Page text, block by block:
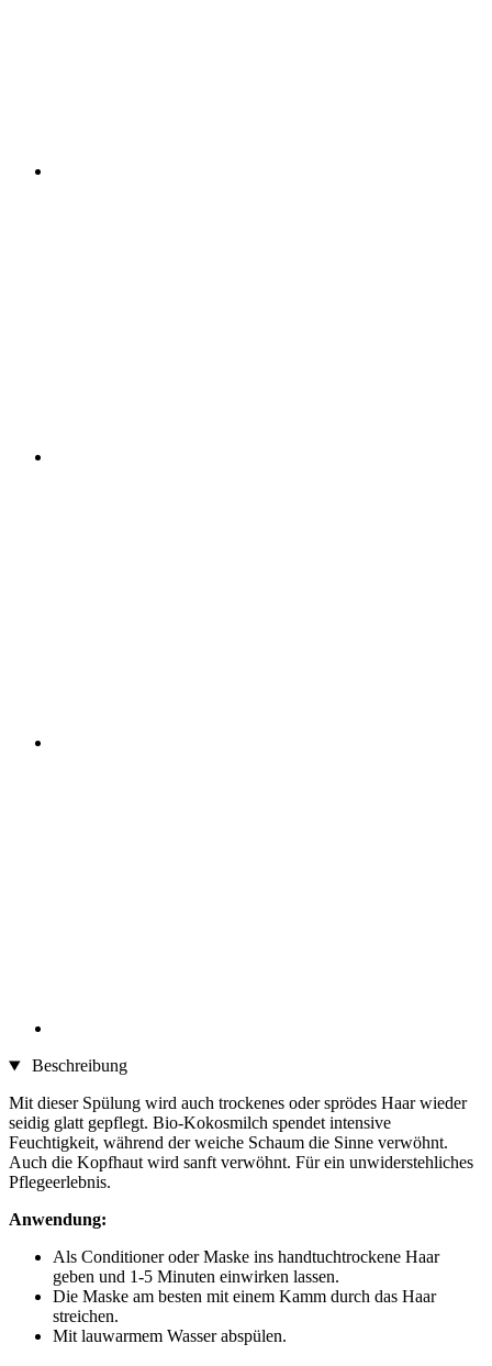
Beschreibung
Mit dieser Spülung wird auch trockenes oder sprödes Haar wieder
seidig glatt gepflegt. Bio-Kokosmilch spendet intensive
Feuchtigkeit, während der weiche Schaum die Sinne verwöhnt.
Auch die Kopfhaut wird sanft verwöhnt. Für ein unwiderstehliches
Pflegeerlebnis.
Anwendung:
Als Conditioner oder Maske ins handtuchtrockene Haar
geben und 1-5 Minuten einwirken lassen.
Die Maske am besten mit einem Kamm durch das Haar
streichen.
Mit lauwarmem Wasser abspülen.